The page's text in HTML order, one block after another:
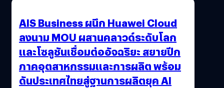
AIS Business ผนึก Huawei Cloud
ลงนาม MOU ผสานคลาวด์ระดับโลก
และโซลูชันเชื่อมต่ออัจฉริยะ สยายปีก
ภาคอุตสาหกรรมและการผลิต พร้อม
ดันประเทศไทยสู่ฐานการผลิตยุค AI